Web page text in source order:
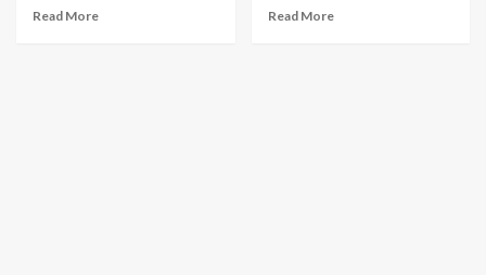
Read More Read More